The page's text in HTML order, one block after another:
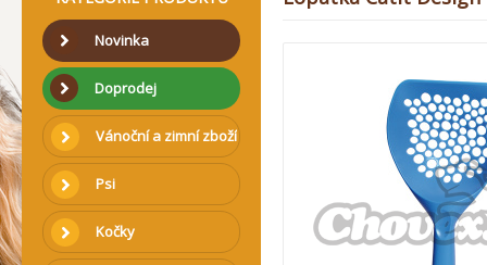
Novinka
Doprodej
Vánoční a zimní zboží
Psi
Kočky